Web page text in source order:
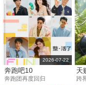
奔跑吧10
奔跑团再度回归
2026-07-22
天
跨